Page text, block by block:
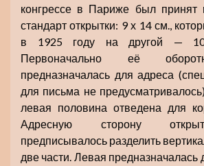
конгрессе в Париже был принят
стандарт открытки: 9 х 14 см.,
в 1925 году на другой —
Первоначально её
предназначалась для адреса
для письма не
левая половина отведена для
Адресную сторону
предписывалось разделить
две части. Левая предназначалась